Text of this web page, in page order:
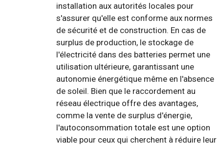
installation aux autorités locales pour
s'assurer qu'elle est conforme aux normes
de sécurité et de construction. En cas de
surplus de production, le stockage de
l'électricité dans des batteries permet une
utilisation ultérieure, garantissant une
autonomie énergétique même en l'absence
de soleil. Bien que le raccordement au
réseau électrique offre des avantages,
comme la vente de surplus d'énergie,
l'autoconsommation totale est une option
viable pour ceux qui cherchent à réduire leur